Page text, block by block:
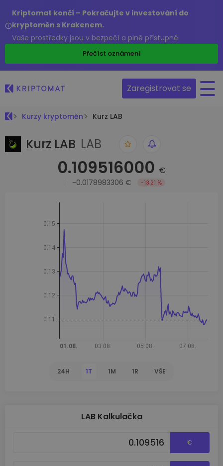
Kriptomat končí – Pokračujte v investování do
kryptoměn s Krakenem.
Vaše prostředky jsou v bezpečí a plně přístupné.
Přečíst oznámení
Zaregistrovat se
Kurzy kryptoměn Kurz LAB
Kurz LAB LAB
0.109516000 €
-0.0178983306 € -13.21 %
24H 1T 1M 1R VŠE
LAB Kalkulačka
€